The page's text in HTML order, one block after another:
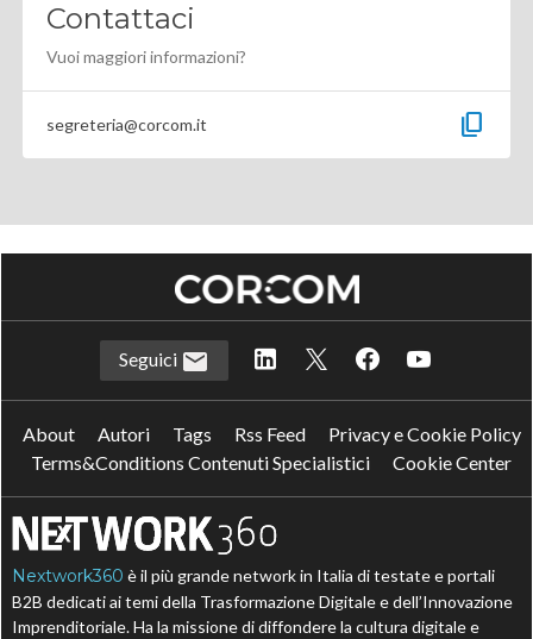
Contattaci
Vuoi maggiori informazioni?
segreteria@corcom.it content_copy
Seguici
About Autori Tags Rss Feed
Privacy e Cookie Policy
Terms&Conditions Contenuti Specialistici
Cookie Center
Nextwork360 è il più grande network in Italia di testate e portali
B2B dedicati ai temi della Trasformazione Digitale e dell’Innovazione
Imprenditoriale. Ha la missione di diffondere la cultura digitale e